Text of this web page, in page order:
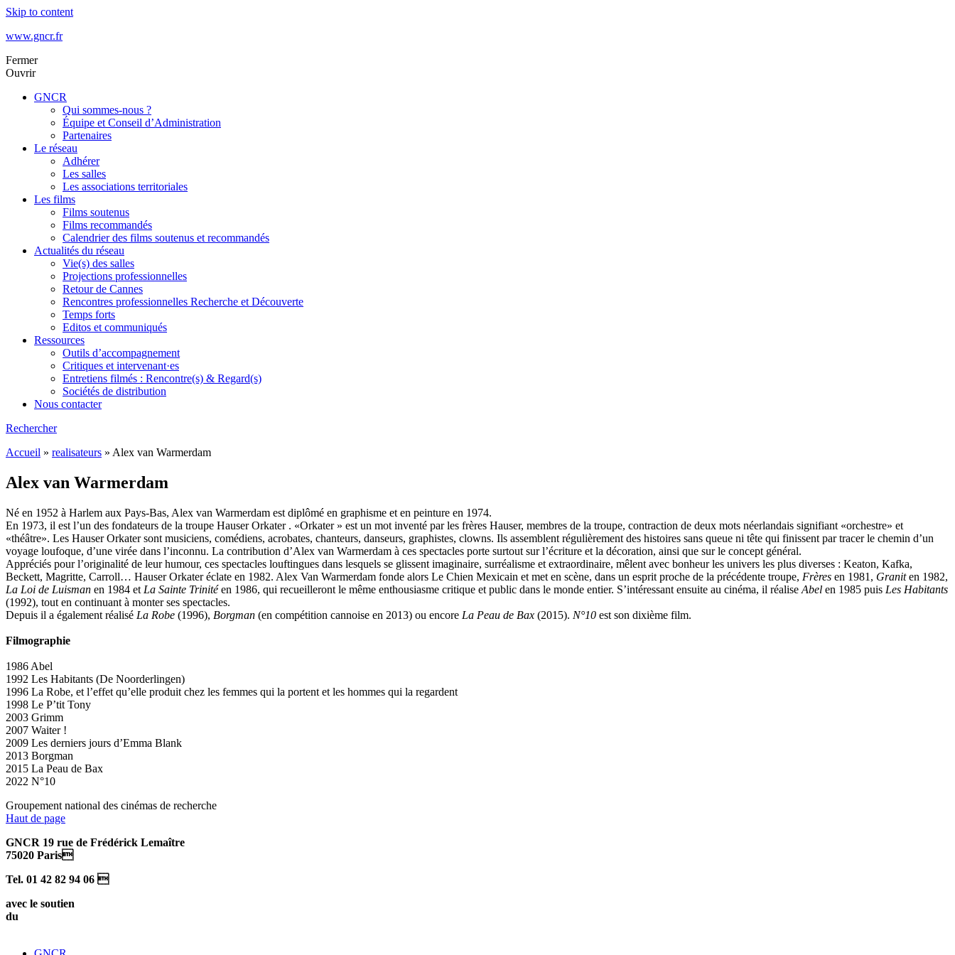
Skip to content
www.gncr.fr
Fermer
Ouvrir
GNCR
Qui sommes-nous ?
Équipe et Conseil d’Administration
Partenaires
Le réseau
Adhérer
Les salles
Les associations territoriales
Les films
Films soutenus
Films recommandés
Calendrier des films soutenus et recommandés
Actualités du réseau
Vie(s) des salles
Projections professionnelles
Retour de Cannes
Rencontres professionnelles Recherche et Découverte
Temps forts
Editos et communiqués
Ressources
Outils d’accompagnement
Critiques et intervenant·es
Entretiens filmés : Rencontre(s) & Regard(s)
Sociétés de distribution
Nous contacter
Rechercher
Accueil » realisateurs » Alex van Warmerdam
Alex van Warmerdam
Né en 1952 à Harlem aux Pays-Bas, Alex van Warmerdam est diplômé en graphisme et en peinture en 1974.
En 1973, il est l’un des fondateurs de la troupe Hauser Orkater . «Orkater » est un mot inventé par les frères Hauser, membres de la troupe, contraction de deux mots néerlandais signifiant «orchestre» et
«théâtre». Les Hauser Orkater sont musiciens, comédiens, acrobates, chanteurs, danseurs, graphistes, clowns. Ils assemblent régulièrement des histoires sans queue ni tête qui finissent par tracer le chemin d’un
voyage loufoque, d’une virée dans l’inconnu. La contribution d’Alex van Warmerdam à ces spectacles porte surtout sur l’écriture et la décoration, ainsi que sur le concept général.
Appréciés pour l’originalité de leur humour, ces spectacles louftingues dans lesquels se glissent imaginaire, surréalisme et extraordinaire, mêlent avec bonheur les univers les plus diverses : Keaton, Kafka,
Beckett, Magritte, Carroll… Hauser Orkater éclate en 1982. Alex Van Warmerdam fonde alors Le Chien Mexicain et met en scène, dans un esprit proche de la précédente troupe, Frères en 1981, Graniten 1982,
La Loi de Luisman en 1984 et La Sainte Trinitéen 1986, qui recueilleront le même enthousiasme critique et public dans le monde entier. S’intéressant ensuite au cinéma, il réalise Abel en 1985 puis Les Habitants
(1992), tout en continuant à monter ses spectacles.
Depuis il a également réalisé La Robe (1996), Borgman (en compétition cannoise en 2013) ou encore La Peau de Bax (2015). N°10 est son dixième film.
Filmographie
1986 Abel
1992 Les Habitants (De Noorderlingen)
1996 La Robe, et l’effet qu’elle produit chez les femmes qui la portent et les hommes qui la regardent
1998 Le P’tit Tony
2003 Grimm
2007 Waiter !
2009 Les derniers jours d’Emma Blank
2013 Borgman
2015 La Peau de Bax
2022 N°10
Groupement national des cinémas de recherche
Haut de page
GNCR 19 rue de Frédérick Lemaître
75020 Paris
Tel. 01 42 82 94 06 
avec le soutien
du